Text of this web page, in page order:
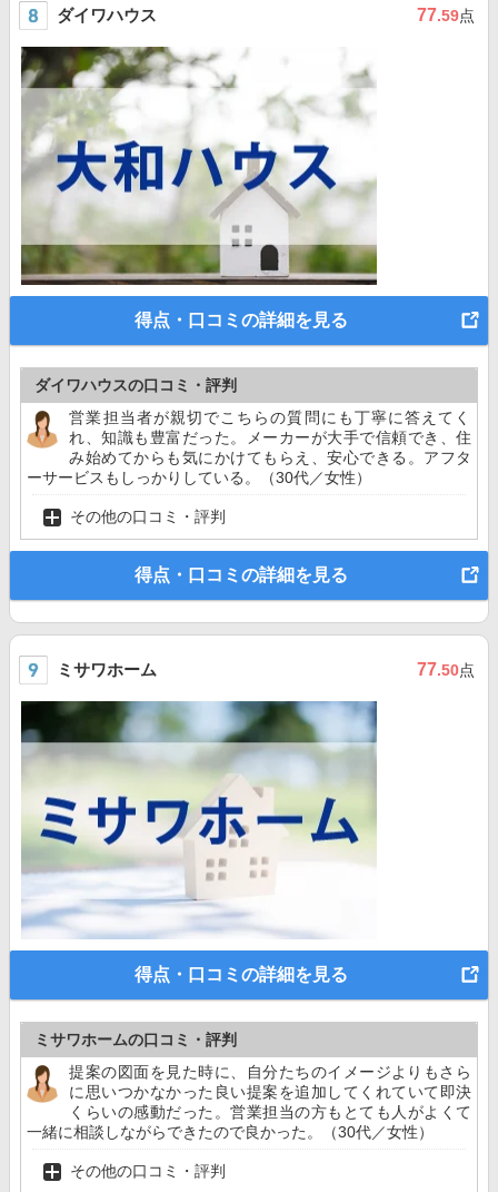
ダイワハウス 77.59点
得点・口コミの詳細を見る
ダイワハウスの口コミ・評判
営業担当者が親切でこちらの質問にも丁寧に答えてく
れ、知識も豊富だった。メーカーが大手で信頼でき、住
み始めてからも気にかけてもらえ、安心できる。アフタ
ーサービスもしっかりしている。（30代／女性）
その他の口コミ・評判
得点・口コミの詳細を見る
ミサワホーム 77.50点
得点・口コミの詳細を見る
ミサワホームの口コミ・評判
提案の図面を見た時に、自分たちのイメージよりもさら
に思いつかなかった良い提案を追加してくれていて即決
くらいの感動だった。営業担当の方もとても人がよくて
一緒に相談しながらできたので良かった。（30代／女性）
その他の口コミ・評判